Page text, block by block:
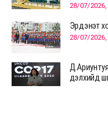
28/07/2026,
Эрдэнэт
28/07/2026,
дэлхийд